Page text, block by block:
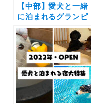
【中部】愛犬と一緒
に泊まれるグランピ
ング18選！富士山や
雲海の絶景や極上の
バーベキューで愛犬
と特別な体験を♪